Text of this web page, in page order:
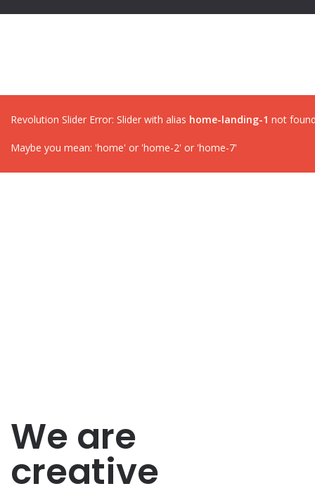
Revolution Slider Error: Slider with alias home-landing-1 not
Maybe you mean: 'home' or 'home-2' or 'home-7'
We are
creative